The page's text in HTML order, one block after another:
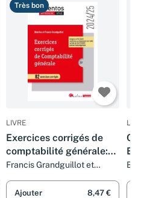
Très bon
LIVRE
Exercices corrigés de
comptabilité générale:
82 exercices corrigés
Francis Grandguillot et
Ajouter 8,47 €